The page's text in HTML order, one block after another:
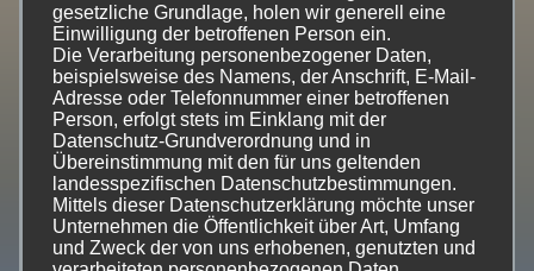
von Grünland und die natürliche Ausstattung der
Nutzflächen. Hierbei handelt es sich um Ordnungsrecht,
das ohne Ausgleichszahlungen von allen Betrieben
zwingend einzuhalten und bei Nichteinhaltung mit
Sanktionsmöglichkeiten auszustatten ist. Die
bestehenden Gesetze und Verordnungen (Düngegesetz,
neue Düngeverordnung 2017, Vorschriften zur
„Stoffstrombilanz“) sind in dieses neue System des
Landwirtschaftsrechts zu integrieren. Soweit sie schon
gesetzliche Grundlage, holen wir generell eine
Einwilligung der betroffenen Person ein.
Die Verarbeitung personenbezogener Daten,
beispielsweise des Namens, der Anschrift, E-Mail-
Adresse oder Telefonnummer einer betroffenen
Person, erfolgt stets im Einklang mit der
Datenschutz-Grundverordnung und in
Übereinstimmung mit den für uns geltenden
landesspezifischen Datenschutzbestimmungen.
Mittels dieser Datenschutzerklärung möchte unser
Unternehmen die Öffentlichkeit über Art, Umfang
und Zweck der von uns erhobenen, genutzten und